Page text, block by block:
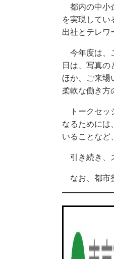
都内の中小
を実現してい
出社とテレワ
今年度は、
日は、写真
ほか、ご来場
柔軟な働き方
トークセッ
なるためには
いることなど
引き続き、
なお、都